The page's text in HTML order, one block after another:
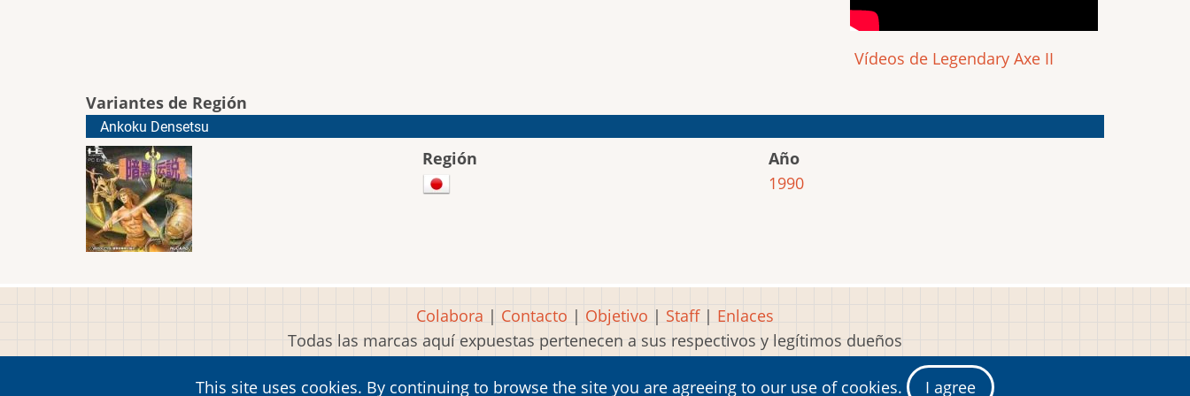
Vídeos de Legendary Axe II
Variantes de Región
Ankoku Densetsu
Región
Año
1990
Colabora | Contacto | Objetivo | Staff| Enlaces
Todas las marcas aquí expuestas pertenecen a sus respectivos y legítimos dueños
2001-2026 Museo del Videojuego®
This site uses cookies. By continuing to browse the site you are agreeing to our use of cookies. I agree